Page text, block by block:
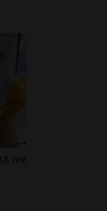
18 ore